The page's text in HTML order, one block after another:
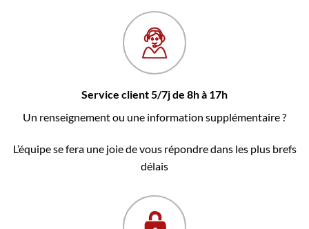
Service client 5/7j de 8h à 17h
Un renseignement ou une information supplémentaire ?
L’équipe se fera une joie de vous répondre dans les plus brefs
délais